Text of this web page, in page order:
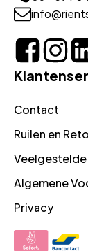
Contact
Ruilen en
Veelgestelde
Algemene
Privacy